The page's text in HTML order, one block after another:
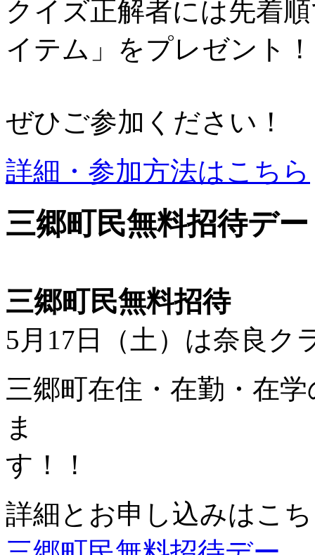
クイズ正解者には先着
イテム」をプレゼント！
ぜひご参加ください！
詳細・参加方法はこちら
三郷町民無料招待デー
三郷町民無料招待
5月17日（土）は奈良
三郷町在住・在勤・在
ま
す！！
詳細とお申し込みはこ